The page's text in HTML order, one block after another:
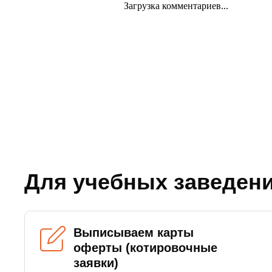
Загрузка комментариев...
Для учебных
Выписываем карты
оферты (котировочные
заявки)